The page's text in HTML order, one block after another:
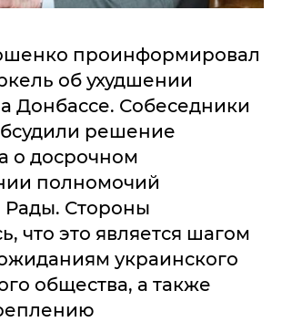
проинформировал
об ухудшении
Донбассе. Собеседники
решение
о досрочном
полномочий
Рады. Стороны
что это является шагом
украинского
общества, а также